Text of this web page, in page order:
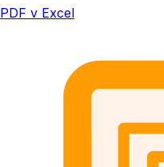
PDF v Excel